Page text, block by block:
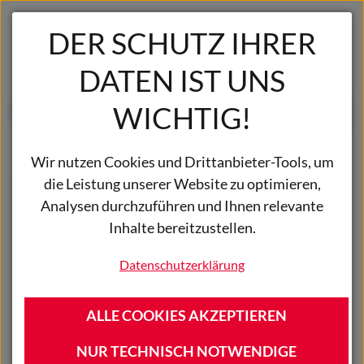
DER SCHUTZ IHRER
DATEN IST UNS
WICHTIG!
Wir nutzen Cookies und Drittanbieter-Tools, um
die Leistung unserer Website zu optimieren,
Analysen durchzuführen und Ihnen relevante
Inhalte bereitzustellen.
Datenschutzerklärung
NUR TECHNISCH NOTWENDIGE
ALLE COOKIES AKZEPTIEREN